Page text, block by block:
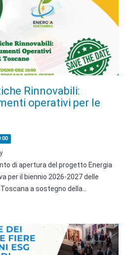
Rinnovabili:
operativi per le
di apertura del progetto Energia
per il biennio 2026-2027 delle
a sostegno della…